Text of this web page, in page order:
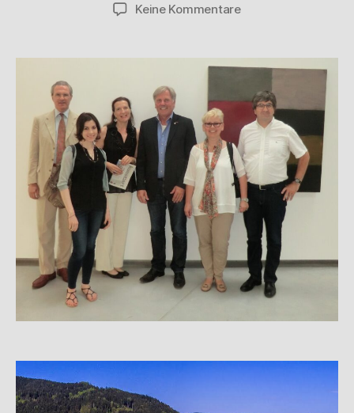
Keine Kommentare